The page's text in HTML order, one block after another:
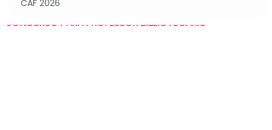
CAF 2026